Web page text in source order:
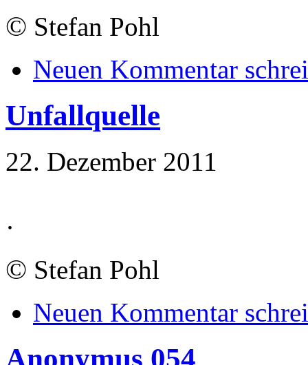
© Stefan Pohl
Neuen Kommentar
Unfallquelle
22. Dezember 2011
·
© Stefan Pohl
Neuen Kommentar